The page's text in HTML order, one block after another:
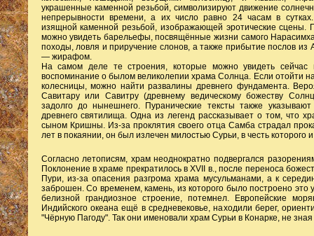
украшенные каменной резьбой, символизируют движение
непрерывности времени, а их число равно 24 часам в
изящной каменной резьбой, изображающей эротические сцены.
можно увидеть барельефы, посвящённые жизни самого
походы, ловля и приручение слонов, а также прибытие послов из
— жирафом.
На самом деле те строения, которые можно увидеть
воспоминание о былом великолепии храма Солнца. Если отойти
колесницы, можно найти развалины древнего фундамента.
Савитару или Савитру (древнему ведическому божеству
задолго до нынешнего. Пуранические тексты также
древнего святилища. Одна из легенд рассказывает о том, что
сыном Кришны. Из-за проклятия своего отца Самба страдал
лет в покаянии, он был излечен милостью Сурьи, в честь которого
Согласно летописям, храм неоднократно подвергался
Поклонение в храме прекратилось в XVII в., после переноса
Пури, из-за опасения разгрома храма мусульманами, а к
заброшен. Со временем, камень, из которого было построено это
белизной грандиозное строение, потемнел. Европейские
Индийского океана ещё в средневековье, находили берег,
"Чёрную Пагоду". Так они именовали храм Сурьи в Конарке, не